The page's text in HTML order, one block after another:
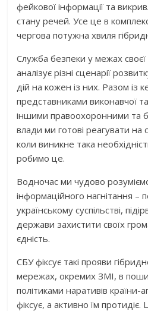
фейкової інформації та
стану речей. Усе це в
чергова потужна хвиля
Служба безпеки у межах своєї
аналізує різні сценарії
дій на кожен із них. Разом із
представниками виконавчої
іншими правоохоронними та
влади ми готові реагувати на
коли виникне така
робимо це.
Водночас ми чудово
інформаційного нагнітання –
українському суспільстві,
держави захистити своїх
єдність.
СБУ фіксує такі прояви
мережах, окремих ЗМІ, в
політиками наративів
фіксує, а активно їм